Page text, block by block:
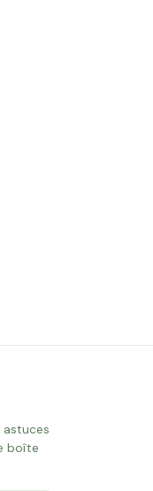
astuces
boîte